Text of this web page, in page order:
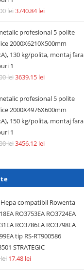
lei3740.84lei
profesional 5 polite
2000X6210X500mm
130 kg/polita, montaj fara
1
lei3639.15 lei
profesional 5 polite
2000X4976X600mm
150 kg/polita, montaj fara
1
lei3456.12 lei
compatibil Rowenta
RO3753EA RO3724EA
RO3786EA RO3798EA
tip RS-RT900586
STRATEGIC
lei 17.48 lei